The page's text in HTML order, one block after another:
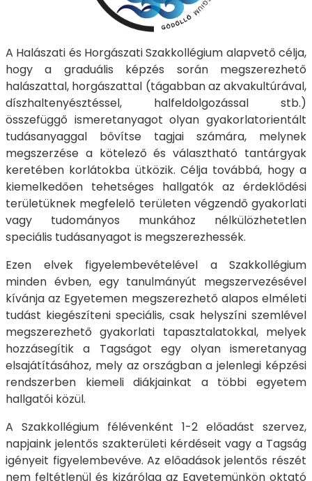
A Halászati és Horgászati Szakkollégium alapvető célja,
hogy a graduális képzés során megszerezhető
halászattal, horgászattal (tágabban az akvakultúrával,
díszhaltenyésztéssel, halfeldolgozással stb.)
összefüggő ismeretanyagot olyan gyakorlatorientált
tudásanyaggal bővítse tagjai számára, melynek
megszerzése a kötelező és választható tantárgyak
keretében korlátokba ütközik. Célja továbbá, hogy a
kiemelkedően tehetséges hallgatók az érdeklődési
területüknek megfelelő területen végzendő gyakorlati
vagy tudományos munkához nélkülözhetetlen
speciális tudásanyagot is megszerezhessék.
Ezen elvek figyelembevételével a Szakkollégium
minden évben, egy tanulmányút megszervezésével
kívánja az Egyetemen megszerezhető alapos elméleti
tudást kiegészíteni speciális, csak helyszíni szemlével
megszerezhető gyakorlati tapasztalatokkal, melyek
hozzásegítik a Tagságot egy olyan ismeretanyag
elsajátításához, mely az országban a jelenlegi képzési
rendszerben kiemeli diákjainkat a többi egyetem
hallgatói közül.
A Szakkollégium félévenként 1-2 előadást szervez,
napjaink jelentős szakterületi kérdéseit vagy a Tagság
igényeit figyelembevéve. Az előadások jelentős részét
nem feltétlenül és kizárólag az Egyetemünkön oktató